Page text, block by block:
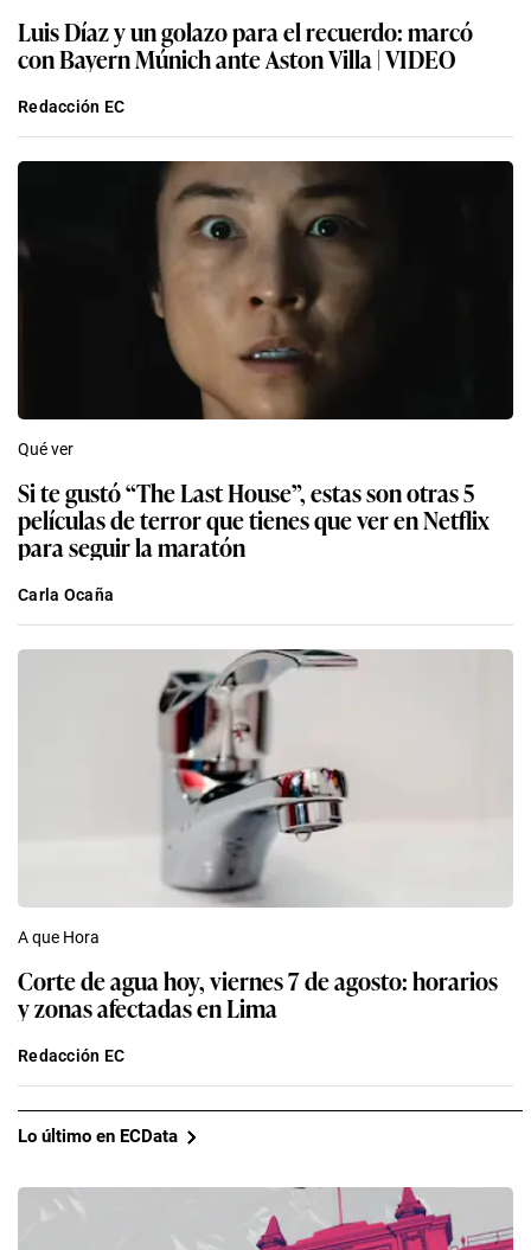
Luis Díaz y un golazo para el recuerdo: marcó
con Bayern Múnich ante Aston Villa | VIDEO
Redacción EC
Qué ver
Si te gustó “The Last House”, estas son otras 5
películas de terror que tienes que ver en Netflix
para seguir la maratón
Carla Ocaña
A que Hora
Corte de agua hoy, viernes 7 de agosto: horarios
y zonas afectadas en Lima
Redacción EC
Lo último en ECData